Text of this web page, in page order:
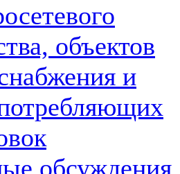
объектов
и
обсуждения